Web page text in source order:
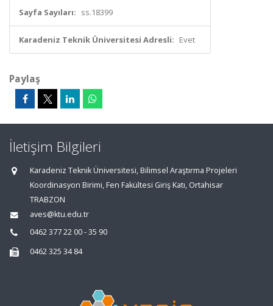
Sayfa Sayıları: ss.18399
Karadeniz Teknik Üniversitesi Adresli: Evet
Paylaş
İletişim Bilgileri
Karadeniz Teknik Üniversitesi, Bilimsel Araştırma Projeleri
Koordinasyon Birimi, Fen Fakültesi Giriş Katı, Ortahisar
TRABZON
aves@ktu.edu.tr
0462 377 22 00 - 35 90
0462 325 34 84